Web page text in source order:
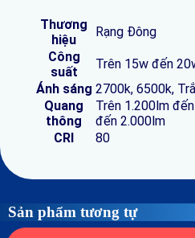
Thương
hiệu
Rạng Đông
Công
suất
Trên 15w đến
Ánh sáng 2700k, 6500k,
Quang
thông
Trên 1.200lm
đến 2.000lm
CRI
80
Sản phẩm tương tự